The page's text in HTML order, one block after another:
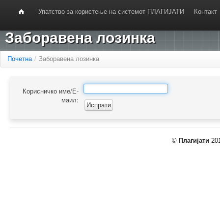
Упатство за користење на системот ПЛАГИЈАТИ Контакт
Заборавена лозинка
Почетна / Заборавена лозинка
Корисничко име/Е-
маил:
© Плагијати